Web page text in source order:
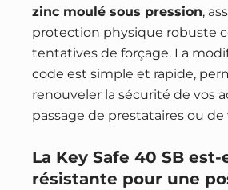
zinc moulé sous pression,
protection physique robuste
tentatives de forçage. La
code est simple et rapide,
renouveler la sécurité de vos
passage de prestataires ou de
La Key Safe 40 SB est-
résistante pour une